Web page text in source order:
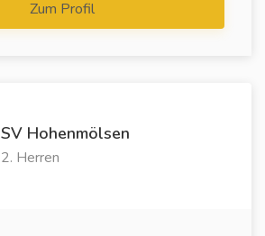
Zum Profil
SV Hohenmölsen
2. Herren